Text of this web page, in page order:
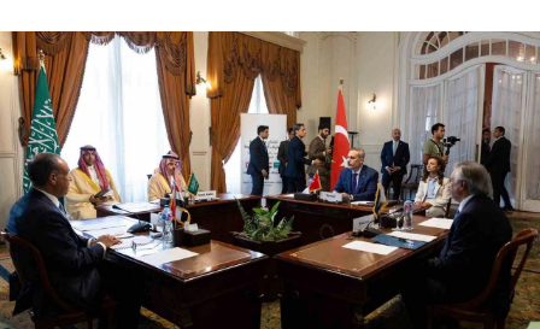
Spor
Eğitim